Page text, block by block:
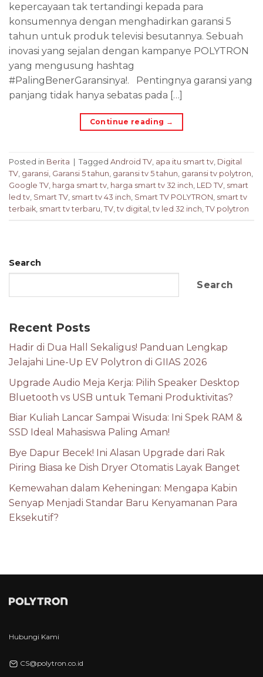
kepercayaan tak tertandingi kepada para
konsumennya dengan menghadirkan garansi 5
tahun untuk produk televisi besutannya. Sebuah
inovasi yang sejalan dengan kampanye POLYTRON
yang mengusung hashtag
#PalingBenerGaransinya!. Pentingnya garansi yang
panjang tidak hanya sebatas pada […]
Continue reading →
Posted in Berita Tagged Android TV, apa itu smart tv, Digital
TV, garansi, Garansi 5 tahun, garansi tv 5 tahun, garansi tv polytron,
Google TV, harga smart tv, harga smart tv 32 inch, LED TV, smart
led tv, Smart TV, smart tv 43 inch, Smart TV POLYTRON, smart tv
terbaik, smart tv terbaru, TV, tv digital , tv led 32 inch, TV polytron
Search
Search
Recent Posts
Hadir di Dua Hall Sekaligus! Panduan Lengkap
Jelajahi Line-Up EV Polytron di GIIAS 2026
Upgrade Audio Meja Kerja: Pilih Speaker Desktop
Bluetooth vs USB untuk Temani Produktivitas?
Biar Kuliah Lancar Sampai Wisuda: Ini Spek RAM &
SSD Ideal Mahasiswa Paling Aman!
Bye Dapur Becek! Ini Alasan Upgrade dari Rak
Piring Biasa ke Dish Dryer Otomatis Layak Banget
Kemewahan dalam Keheningan: Mengapa Kabin
Senyap Menjadi Standar Baru Kenyamanan Para
Eksekutif?
Hubungi Kami
CS@polytron.co.id